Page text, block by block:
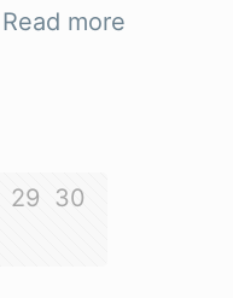
Read more
29
30